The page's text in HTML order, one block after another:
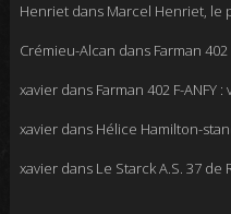
Henrietdans Marcel Henriet, le
Crémieu-Alcan dans Farman
xavierdans Farman 402 F-ANFY
xavierdans Hélice Hamilton-
xavierdans Le Starck A.S. 37 de